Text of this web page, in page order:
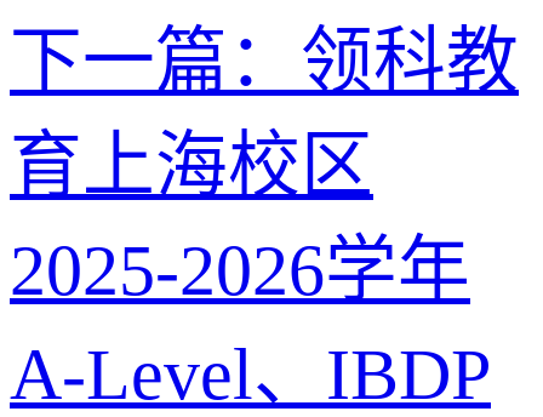
下一篇：领科教
育上海校区
2025-2026学年
A-Level、IBDP